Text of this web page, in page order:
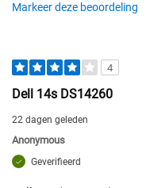
Markeer deze beoordeling
4
Dell 14s DS14260
22 dagen geleden
Anonymous
Geverifieerd